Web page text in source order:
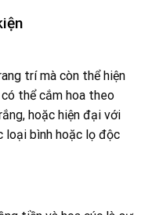
trí mà còn thể hiện
có thể cắm hoa theo
hoặc hiện đại với
loại bình hoặc lọ độc